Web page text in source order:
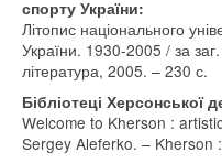
спорту України:
Літопис національного
України. 1930-2005 / за
література, 2005. – 230 с.
Бібліотеці Херсонської
Welcome to Kherson :
Sergey Aleferko. – Kherson